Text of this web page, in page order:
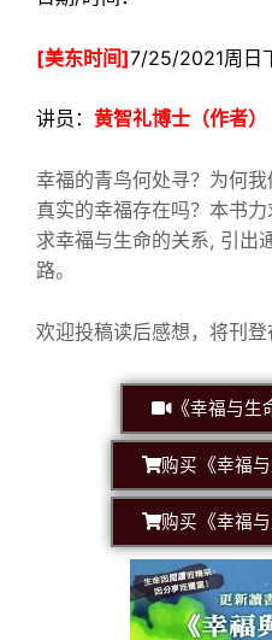
[美东时间]7/25/2021周日
讲员： 黄智礼博士（作者）
幸福的青鸟何处寻？为何我
真实的幸福存在吗？本书
求幸福与生命的关系, 引出
路。
欢迎投稿读后感想，将刊
《幸福与生
购买 《幸福
购买 《幸福